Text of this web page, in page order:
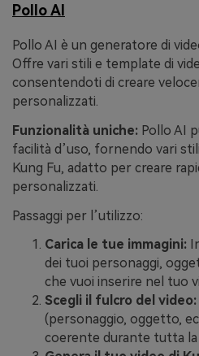
Pollo AI
Pollo AI è un generatore di
Offre vari stili e template di
consentendoti di creare
personalizzati.
Funzionalità uniche: Pollo AI
facilità d’uso, fornendo vari
Kung Fu, adatto per creare
personalizzati.
Passaggi per l’utilizzo:
Carica le tue immagini:
dei tuoi personaggi,
che vuoi inserire nel tuo
Scegli il fulcro del video:
(personaggio, oggetto,
coerente durante tutta la